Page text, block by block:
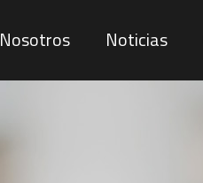
Nosotros Noticias